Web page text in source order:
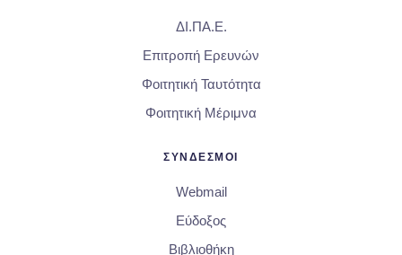
ΔΙ.ΠΑ.Ε.
Επιτροπή Ερευνών
Φοιτητική Ταυτότητα
Φοιτητική Μέριμνα
ΣΥΝΔΕΣΜΟΙ
Webmail
Εύδοξος
Βιβλιοθήκη